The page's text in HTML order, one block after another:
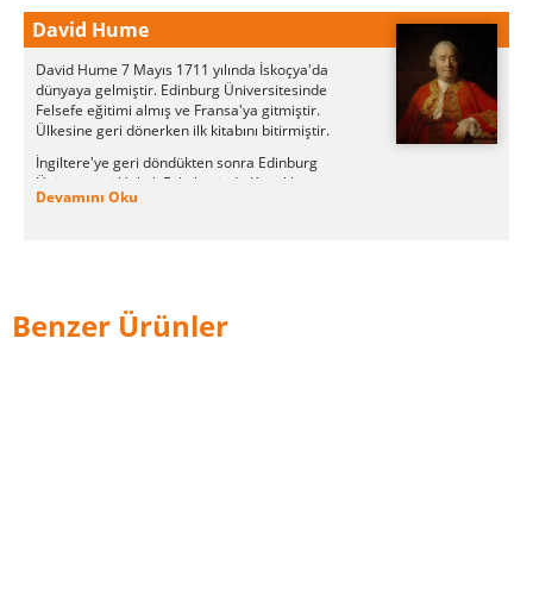
David Hume
David Hume 7 Mayıs 1711 yılında İskoçya'da
dünyaya gelmiştir. Edinburg Üniversitesinde
Felsefe eğitimi almış ve Fransa'ya gitmiştir.
Ülkesine geri dönerken ilk kitabını bitirmiştir.
İngiltere'ye geri döndükten sonra Edinburg
Üniversitesi Hukuk Fakültesinde Kitaplık
memurluğu bölümünde çalışmaya başlamıştır.
1763 yılında elçilik katibi olarak Fransa'ya gitmiş
geri döndükten sonra Dış işleri bakanlığında
Devamını Oku
Benzer Ürünler